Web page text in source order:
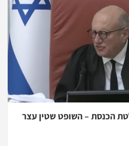
הכנסת – השופט שטין עצר